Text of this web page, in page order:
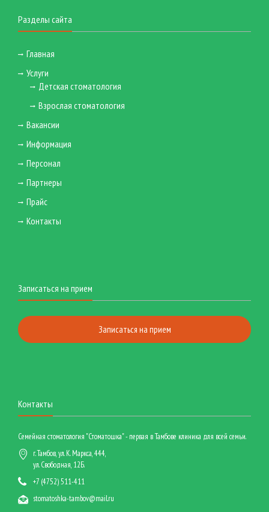
Разделы сайта
Главная
Услуги
Детская стоматология
Взрослая стоматология
Вакансии
Информация
Персонал
Партнеры
Прайс
Контакты
Записаться на прием
Записаться на прием
Контакты
Семейная стоматология "Стоматошка" - первая в Тамбове клиника для всей семьи.
г. Тамбов, ул. К. Маркса, 444,
ул. Свободная, 12Б.
+7 (4752) 511-411
stomatoshka-tambov@mail.ru